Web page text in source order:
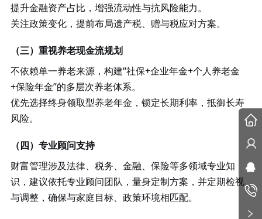
提升金融资产占比，增强流动性与抗风险能力。
关注政策变化，提前布局遗产税、赠与税应对方案。
（三）重视养老现金流规划
不依赖单一养老来源，构建“社保+企业年金+个人养老金
+保险年金”的多层次养老体系。
优先选择终身领取型养老年金，锁定长期利率，抵御长寿
风险。
（四）专业顾问支持
财富管理涉及法律、税务、金融、保险等多领域专业知
识，建议依托专业顾问团队，量身定制方案，并定期检视
与调整，确保与家庭目标、政策环境相匹配。